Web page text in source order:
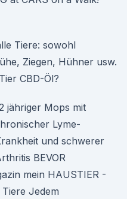
Tiere: sowohl
Ziegen, Hühner usw.
CBD-Öl?
jähriger Mops mit
Lyme-
und schwerer
BEVOR
mein HAUSTIER -
Jedem